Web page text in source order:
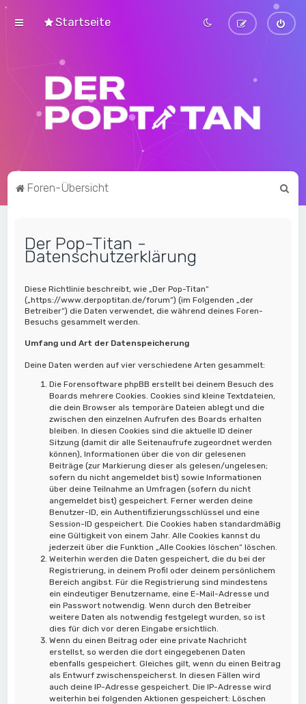
Startseite
Foren-Übersicht
Der Pop-Titan -
Datenschutzerklärung
Diese Richtlinie beschreibt, wie „Der Pop-Titan“
(„https://www.derpoptitan.de/forum“) (im Folgenden „der
Betreiber“) die Daten verwendet, die während deines Foren-
Besuchs gesammelt werden.
Umfang und Art der Datenspeicherung
Deine Daten werden auf vier verschiedene Arten gesammelt:
Die Forensoftware phpBB erstellt bei deinem Besuch des
Boards mehrere Cookies. Cookies sind kleine Textdateien,
die dein Browser als temporäre Dateien ablegt und die
zwischen den einzelnen Aufrufen des Boards erhalten
bleiben. In diesen Cookies sind die aktuelle ID deiner
Sitzung (damit dir alle Seitenaufrufe zugeordnet werden
können), Informationen über die von dir gelesenen
Beiträge (zur Markierung dieser als gelesen/ungelesen;
sofern du nicht angemeldet bist) sowie Informationen
über deine Teilnahme an Umfragen (sofern du nicht
angemeldet bist) gespeichert. Ferner werden deine
Benutzer-ID, ein Authentifizierungsschlüssel und eine
Session-ID gespeichert. Die Cookies haben standardmäßig
eine Gültigkeit von einem Jahr. Alle Cookies kannst du
jederzeit über die Funktion „Alle Cookies löschen“ löschen.
Weiterhin werden die Daten gespeichert, die du bei der
Registrierung, in deinem Profil oder deinem persönlichem
Bereich angibst. Für die Registrierung sind mindestens
ein eindeutiger Benutzername, eine E-Mail-Adresse und
ein Passwort notwendig. Wenn durch den Betreiber
weitere Daten als notwendig festgelegt wurden, so ist
dies für dich vor deren Eingabe ersichtlich.
Wenn du einen Beitrag oder eine private Nachricht
erstellst, so werden die dort eingegebenen Daten
ebenfalls gespeichert. Gleiches gilt, wenn du einen Beitrag
als Entwurf zwischenspeicherst. In diesen Fällen wird
auch deine IP-Adresse gespeichert. Die IP-Adresse wird
weiterhin bei folgenden Aktionen gespeichert: Löschen